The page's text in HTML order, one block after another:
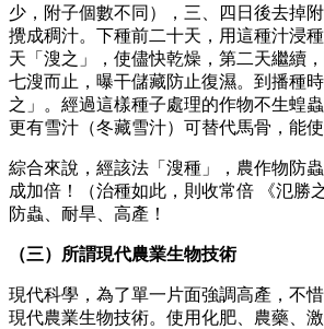
少，附子個數不同），三、四日後去掉
攪成稠汁。下種前二十天，用這種汁浸
天「溲之」，使儘快乾燥，第二天繼續
七溲而止，曝干儲藏防止復濕。到播種
之」。經過這樣種子處理的作物不生蝗
更有雪汁（冬藏雪汁）可替代馬骨，能使
綜合來說，經該法「溲種」，農作物防
成加倍！（治種如此，則收常倍 《氾勝
防蟲、耐旱、高產！
（三）所謂現代農業生物技術
現代科學，為了單一片面強調高產，不
現代農業生物技術。使用化肥、農藥、